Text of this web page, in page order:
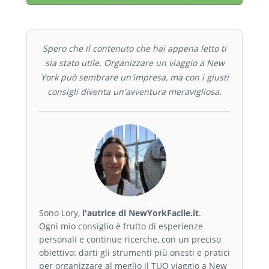
Spero che il contenuto che hai appena letto ti
sia stato utile. Organizzare un viaggio a New
York può sembrare un'impresa, ma con i giusti
consigli diventa un'avventura meravigliosa.
Sono Lory, l'autrice di NewYorkFacile.it.
Ogni mio consiglio è frutto di esperienze
personali e continue ricerche, con un preciso
obiettivo: darti gli strumenti più onesti e pratici
per organizzare al meglio il TUO viaggio a New